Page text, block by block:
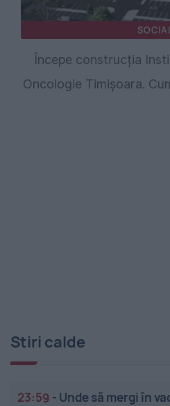
Începe construcția
Oncologie Timișoara.
Stiri calde
23:59 - Unde să mergi în